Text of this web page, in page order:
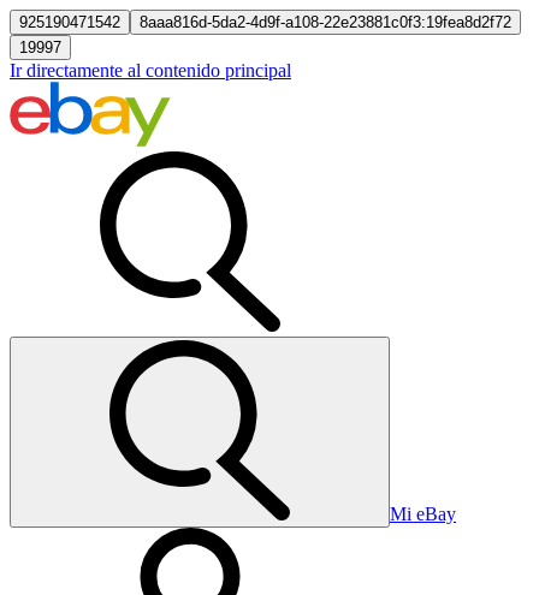
925190471542
8aaa816d-5da2-4d9f-a108-22e23881c0f3:19fea8d2f72
19997
Ir directamente al contenido principal
Mi eBay